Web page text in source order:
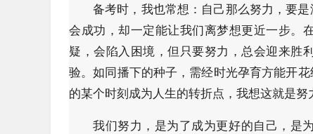
备考时，我也常想：自己那么努力，要
会成功，却一定能让我们离梦想更近一步。
疑，会陷入困境，但只要努力，总会迎来胜
验。如同播下的种子，需经时光孕育方能开
的某个时刻成为人生的转折点，我想这就是努
我们努力，是为了成为更好的自己，是